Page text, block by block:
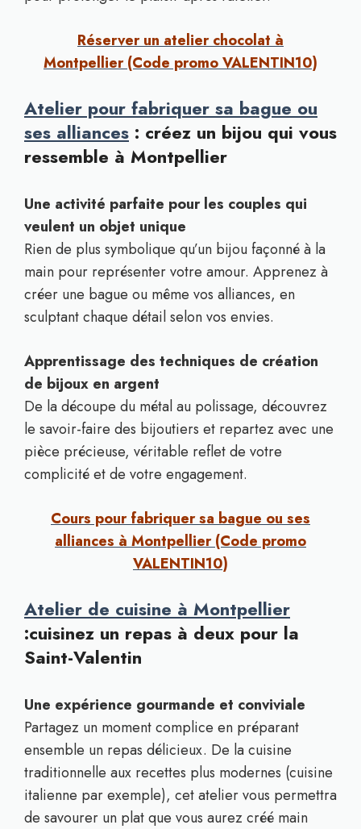
Réserver un atelier chocolat à
Montpellier (Code promo VALENTIN10)
Atelier pour fabriquer sa bague ou
ses alliances : créez un bijou qui vous
ressemble à Montpellier
Une activité parfaite pour les couples qui
veulent un objet unique
Rien de plus symbolique qu’un bijou façonné à la
main pour représenter votre amour. Apprenez à
créer une bague ou même vos alliances, en
sculptant chaque détail selon vos envies.
Apprentissage des techniques de création
de bijoux en argent
De la découpe du métal au polissage, découvrez
le savoir-faire des bijoutiers et repartez avec une
pièce précieuse, véritable reflet de votre
complicité et de votre engagement.
Cours pour fabriquer sa bague ou ses
alliances à Montpellier (Code promo
VALENTIN10)
Atelier de cuisine à Montpellier
:cuisinez un repas à deux pour la
Saint-Valentin
Une expérience gourmande et conviviale
Partagez un moment complice en préparant
ensemble un repas délicieux. De la cuisine
traditionnelle aux recettes plus modernes (cuisine
italienne par exemple), cet atelier vous permettra
de savourer un plat que vous aurez créé main